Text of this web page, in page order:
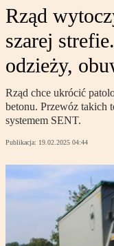
Rząd
szarej
odzieży,
Rząd chce ukrócić
betonu. Przewóz takich
systemem SENT.
Publikacja: 19.02.2025 04:44